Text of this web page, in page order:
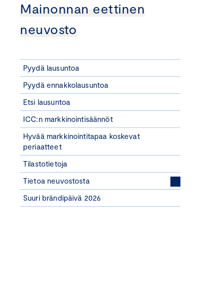
Mainonnan eettinen
neuvosto
Pyydä lausuntoa
Pyydä ennakkolausuntoa
Etsi lausuntoa
ICC:n markkinointisäännöt
Hyvää markkinointitapaa koskevat
periaatteet
Tilastotietoja
Tietoa neuvostosta
Suuri brändipäivä 2026